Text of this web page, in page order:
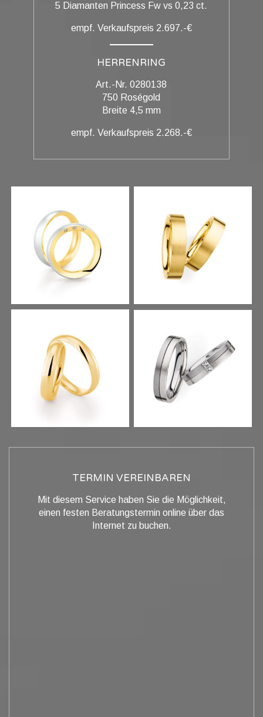
5 Diamanten Princess Fw vs 0,23 ct.
empf. Verkaufspreis 2.697.-€
HERRENRING
Art.-Nr. 0280138
750 Roségold
Breite 4,5 mm
empf. Verkaufspreis 2.268.-€
TERMIN VEREINBAREN
Mit diesem Service haben Sie die Möglichkeit,
einen festen Beratungstermin online über das
Internet zu buchen.